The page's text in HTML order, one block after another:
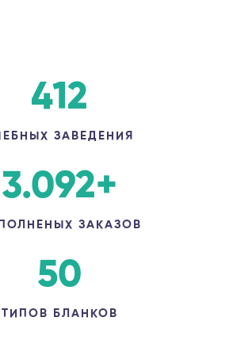
412
ЗАВЕДЕНИЯ
3.092+
ЗАКАЗОВ
50
ТИПОВ БЛАНКОВ